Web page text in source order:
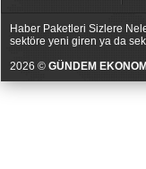
Haber Paketleri Sizlere
sektöre yeni giren ya da
2026 © GÜNDEM